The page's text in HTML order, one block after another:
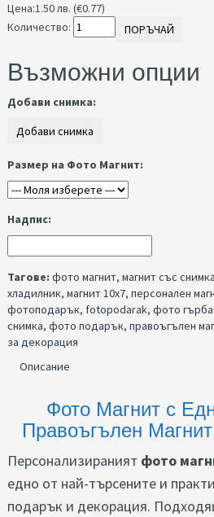
Цена:1.50 лв. (€0.77)
Количество:
ПОРЪЧАЙ
Възможни опции
Добави снимка:
Размер на Фото Магнит:
Надпис:
Тагове: фото магнит, магнит със снимка
хладилник, магнит 10x7, персонален
фотоподарък, fotopodarak, фото
снимка, фото подарък, правоъгълен
за декорация
Описание
Фото Магнит с
Правоъгълен
Персонализираният фото
едно от най-търсените и
подарък и декорация.